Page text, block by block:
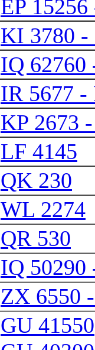
EP
KI 3780 -
IQ 62760
IR 5677 -
KP 2673
LF 4145
QK 230
WL 2274
QR 530
IQ 50290
ZX 6550
GU 41550